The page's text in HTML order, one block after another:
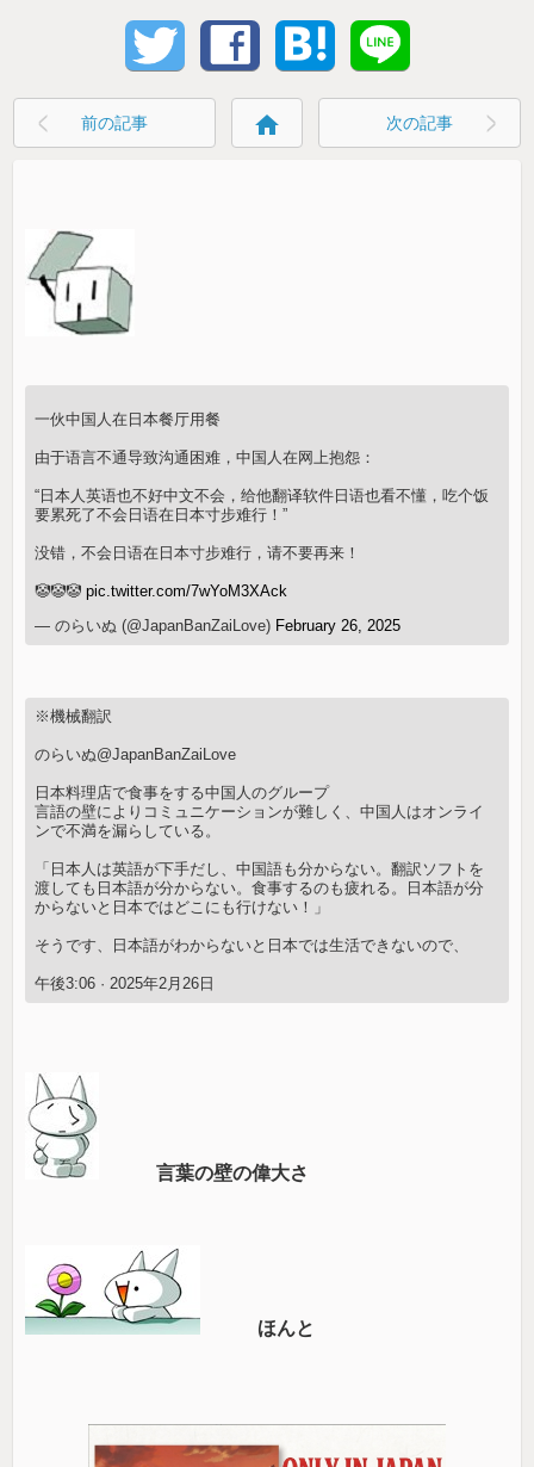
前の記事 home 次の記事
一伙中国人在日本餐厅用餐
由于语言不通导致沟通困难，中国人在网上抱怨：
“日本人英语也不好中文不会，给他翻译软件日语也看不懂，吃个饭
要累死了不会日语在日本寸步难行！”
没错，不会日语在日本寸步难行，请不要再来！
🤡🤡🤡pic.twitter.com/7wYoM3XAck
— のらいぬ (@JapanBanZaiLove) February 26, 2025
※機械翻訳
のらいぬ@JapanBanZaiLove
日本料理店で食事をする中国人のグループ
言語の壁によりコミュニケーションが難しく、中国人はオンライ
ンで不満を漏らしている。
「日本人は英語が下手だし、中国語も分からない。翻訳ソフトを
渡しても日本語が分からない。食事するのも疲れる。日本語が分
からないと日本ではどこにも行けない！」
そうです、日本語がわからないと日本では生活できないので、
午後3:06 · 2025年2月26日
言葉の壁の偉大さ
ほんと